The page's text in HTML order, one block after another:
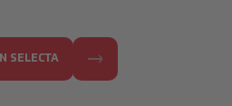
SELECTA